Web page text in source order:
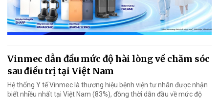
Vinmec dẫn đầu mức độ hài lòng về chăm sóc
sau điều trị tại Việt Nam
Hệ thống Y tế Vinmec là thương hiệu bệnh viện tư nhân được nhận
biết nhiều nhất tại Việt Nam (83%), đồng thời dẫn đầu về mức độ